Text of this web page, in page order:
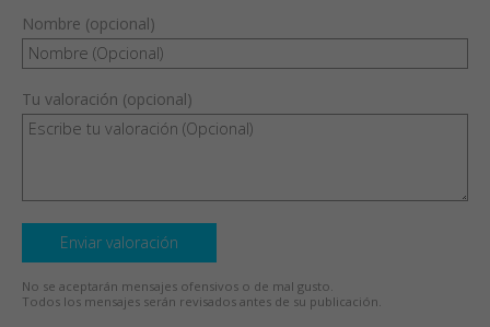
Nombre (opcional)
Tu valoración (opcional)
Enviar valoración
No se aceptarán mensajes ofensivos o de mal gusto.
Todos los mensajes serán revisados antes de su publicación.